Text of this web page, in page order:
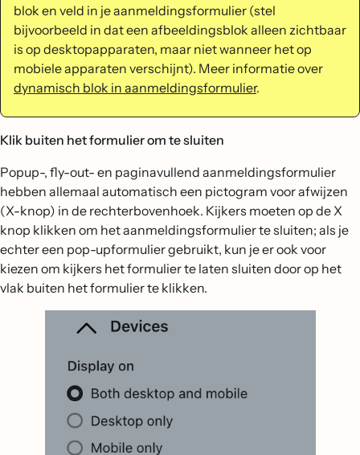
blok en veld in je aanmeldingsformulier (stel
bijvoorbeeld in dat een afbeeldingsblok alleen zichtbaar
is op desktopapparaten, maar niet wanneer het op
mobiele apparaten verschijnt). Meer informatie over
dynamisch blok in aanmeldingsformulier.
Klik buiten het formulier om te sluiten
Popup-, fly-out- en paginavullend aanmeldingsformulier
hebben allemaal automatisch een pictogram voor afwijzen
(X-knop) in de rechterbovenhoek. Kijkers moeten op de X
knop klikken om het aanmeldingsformulier te sluiten; als je
echter een pop-upformulier gebruikt, kun je er ook voor
kiezen om kijkers het formulier te laten sluiten door op het
vlak buiten het formulier te klikken.